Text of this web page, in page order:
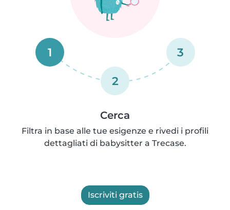
1
2
3
Cerca
Filtra in base alle tue esigenze e rivedi i profili
dettagliati di babysitter a Trecase.
Iscriviti gratis